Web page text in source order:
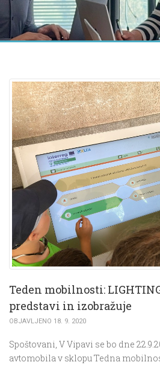
Teden mobilnosti:
predstavi in izobražuje
OBJAVLJENO 18. 9. 2020
Spoštovani, V Vipavi se bo dne
avtomobila v sklopu Tedna